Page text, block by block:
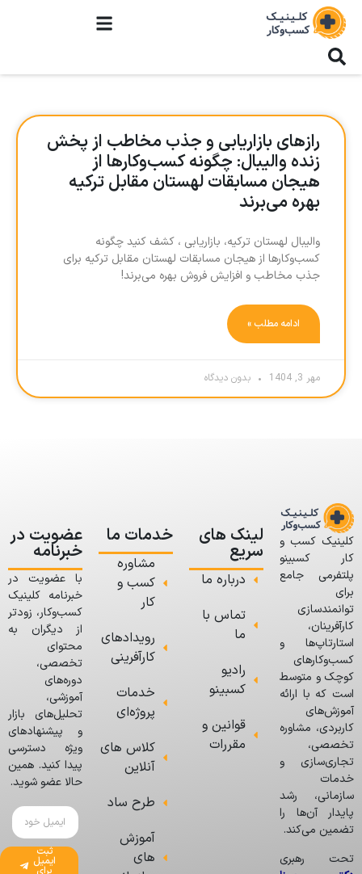
رازهای بازاریابی و جذب مخاطب از پخش
زنده والیبال: چگونه کسب‌وکارها از
هیجان مسابقات لهستان مقابل ترکیه
بهره می‌برند
والیبال لهستان ترکیه، بازاریابی ، کشف کنید چگونه
کسب‌وکارها از هیجان مسابقات لهستان مقابل ترکیه برای
جذب مخاطب و افزایش فروش بهره می‌برند!
ادامه مطلب »
مهر 3, 1404 بدون دیدگاه
کلینیک کسب و
کار کسبینو
پلتفرمی جامع
برای
توانمندسازی
کارآفرینان،
استارتاپ‌ها و
کسب‌وکارهای
کوچک و متوسط
است که با ارائه
آموزش‌های
کاربردی، مشاوره
تخصصی،
تجاری‌سازی و
خدمات
سازمانی، رشد
پایدار آن‌ها را
تضمین می‌کند.
تحت رهبری
لینک های
سریع
درباره ما
تماس با
ما
رادیو
کسبینو
قوانین و
مقررات
خدمات ما
مشاوره
کسب و
کار
رویدادهای
کارآفرینی
خدمات
پروژه‌ای
کلاس های
آنلاین
طرح ساد
آموزش
های
عضویت در
خبرنامه
با عضویت در
خبرنامه کلینیک
کسب‌وکار، زودتر
از دیگران به
محتوای
تخصصی،
دوره‌های
آموزشی،
تحلیل‌های بازار
و پیشنهادهای
ویژه دسترسی
پیدا کنید. همین
حالا عضو شوید.
ثبت
ایمیل
برای